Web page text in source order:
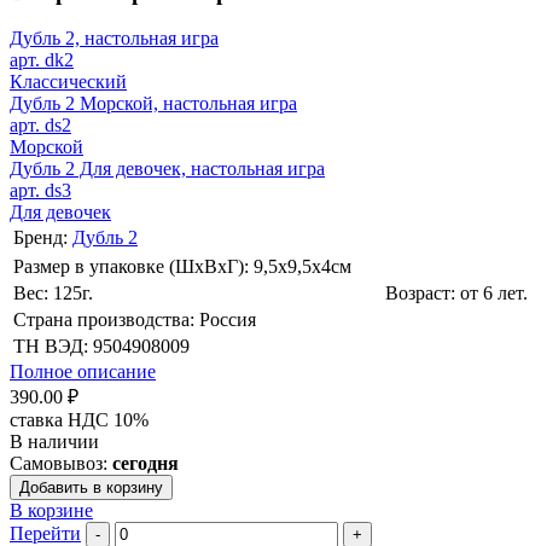
Дубль 2, настольная игра
арт. dk2
Классический
Дубль 2 Морской, настольная игра
арт. ds2
Морской
Дубль 2 Для девочек, настольная игра
арт. ds3
Для девочек
Бренд: Дубль 2
Размер в упаковке (ШхВxГ): 9,5х9,5х4cм
Вес: 125г.
Возраст: от 6 лет.
Страна производства: Россия
ТН ВЭД: 9504908009
Полное описание
390.00 ₽
ставка НДС 10%
В наличии
Самовывоз: сегодня
Добавить в корзину
В корзине
Перейти
- +